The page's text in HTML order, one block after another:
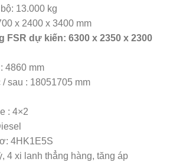
13.000 kg
x 2400 x 3400 mm
FSR dự kiến: 6300 x 2350 x 2300
4860 mm
sau : 18051705 mm
: 4×2
4HK1E5S
4 xi lanh thẳng hàng, tăng áp